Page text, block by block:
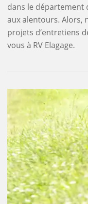
dans le département
aux alentours. Alors,
projets d’entretiens
vous à RV Elagage.